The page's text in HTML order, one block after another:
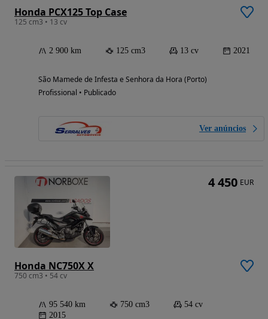
Honda PCX125 Top Case
125 cm3 • 13 cv
2 900 km 125 cm3 13 cv 2021
São Mamede de Infesta e Senhora da Hora (Porto)
Profissional • Publicado
Ver anúncios
Honda NC750X X
750 cm3 • 54 cv
95 540 km 750 cm3
54 cv
2015
4 450 EUR